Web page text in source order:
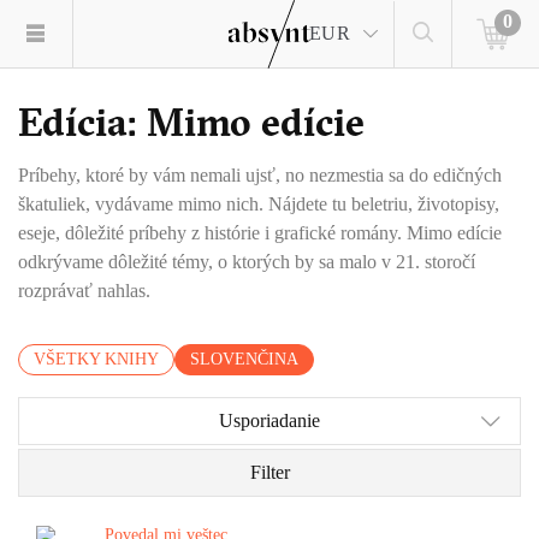
EUR
0
Edícia: Mimo edície
Príbehy, ktoré by vám nemali ujsť, no nezmestia sa do edičných
škatuliek, vydávame mimo nich. Nájdete tu beletriu, životopisy,
eseje, dôležité príbehy z histórie i grafické romány. Mimo edície
odkrývame dôležité témy, o ktorých by sa malo v 21. storočí
rozprávať nahlas.
VŠETKY KNIHY SLOVENČINA
Usporiadanie
Filter